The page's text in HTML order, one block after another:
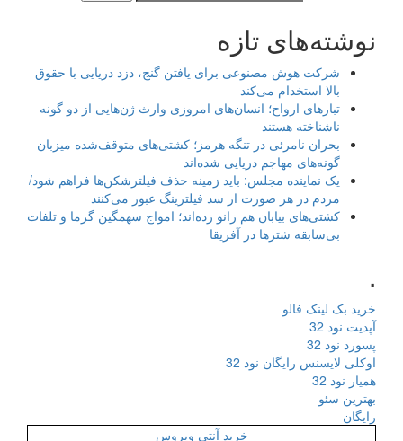
نوشته‌های تازه
شرکت هوش مصنوعی برای یافتن گنج، دزد دریایی با حقوق
بالا استخدام می‌کند
تبارهای ارواح؛ انسان‌های امروزی وارث ژن‌هایی از دو گونه
ناشناخته هستند
بحران نامرئی در تنگه هرمز؛ کشتی‌های متوقف‌شده میزبان
گونه‌های مهاجم دریایی شده‌اند
یک نماینده مجلس: باید زمینه حذف فیلترشکن‌ها فراهم شود/
مردم در هر صورت از سد فیلترینگ عبور می‌کنند
کشتی‌های بیابان هم زانو زده‌اند؛ امواج سهمگین گرما و تلفات
بی‌سابقه شترها در آفریقا
.
خرید بک لینک فالو
آپدیت نود 32
پسورد نود 32
اوکلی لایسنس رایگان نود 32
همیار نود 32
بهترین سئو
رایگان
خرید آنتی ویروس